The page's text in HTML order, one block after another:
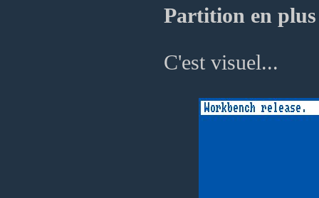
Partition en plus
C'est visuel...